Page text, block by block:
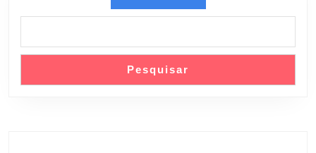
Pesquisar